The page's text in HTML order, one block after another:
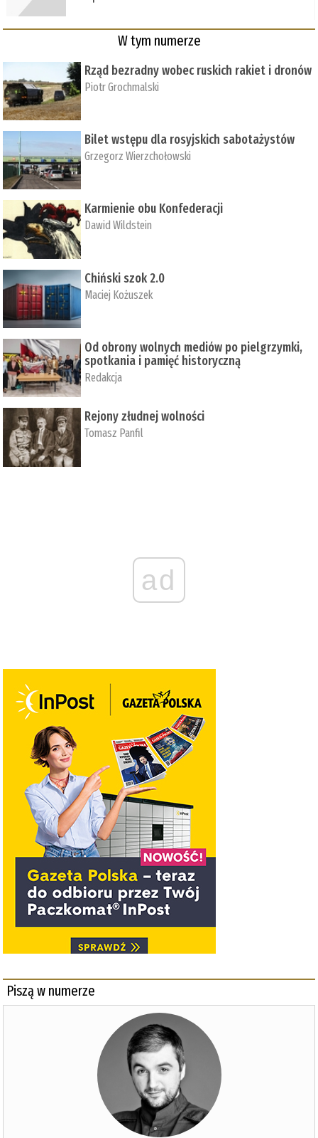
W tym numerze
Rząd bezradny wobec ruskich rakiet i dronów
Piotr Grochmalski
Bilet wstępu dla rosyjskich sabotażystów
Grzegorz Wierzchołowski
Karmienie obu Konfederacji
Dawid Wildstein
Chiński szok 2.0
Maciej Kożuszek
Od obrony wolnych mediów po pielgrzymki,
spotkania i pamięć historyczną
Redakcja
Rejony złudnej wolności
Tomasz Panfil
ad
Piszą w numerze